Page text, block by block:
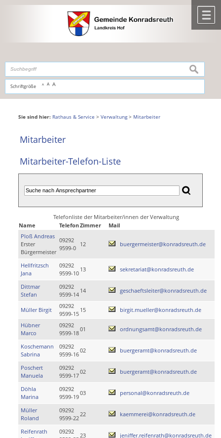
,zur Navigationoderzur Startseitespringen.
Schriftgröße A A A
suchen
Sie sind hier: Rathaus & Service > Verwaltung> Mitarbeiter
Mitarbeiter
Mitarbeiter-Telefon-Liste
Telefonliste der Mitarbeiter/innen der Verwaltung
Name
TelefonZimmer
Mail
Ploß Andreas
Erster
Bürgermeister
09292
9599-0
12 buergermeister@konradsreuth.de
Hellfritzsch
Jana
09292
9599-10
13 sekretariat@konradsreuth.de
Dittmar
Stefan
09292
9599-14
14 geschaeftsleiter@konradsreuth.de
Müller Birgit
09292
9599-15
15 birgit.mueller@konradsreuth.de
Hübner
Marco
09292
9599-18
01 ordnungsamt@konradsreuth.de
Koschemann
Sabrina
09292
9599-16
02 buergeramt@konradsreuth.de
Poschert
Manuela
09292
9599-17
02 buergeramt@konradsreuth.de
Döhla
Marina
09292
9599-19
03 personal@konradsreuth.de
Müller
Roland
09292
9599-22
22 kaemmerei@konradsreuth.de
Reifenrath
09292
23 jeniffer.reifenrath@konradsreuth.de